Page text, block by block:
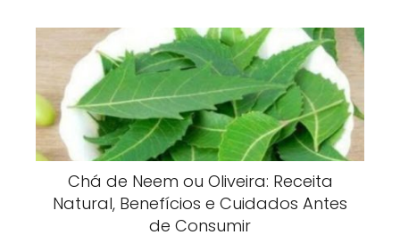
Chá de Neem ou Oliveira: Receita
Natural, Benefícios e Cuidados Antes
de Consumir